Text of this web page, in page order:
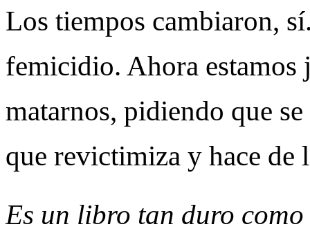
Los tiempos cambiaron,
femicidio. Ahora estamos
matarnos, pidiendo que
que revictimiza y hace de
Es un libro tan duro